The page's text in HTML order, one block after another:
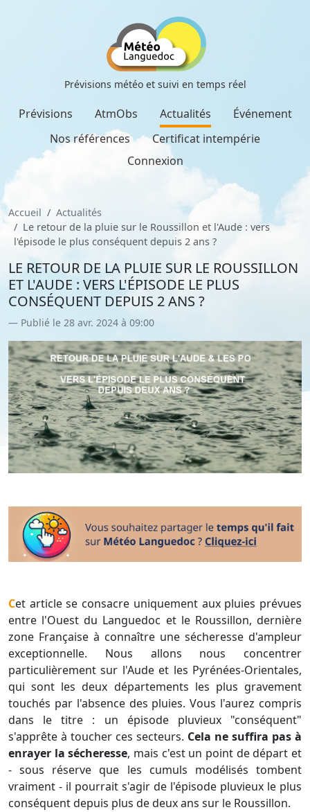
Prévisions météo et suivi en temps réel
Prévisions AtmObs Actualités
Événement
Nos références
Certificat intempérie
Connexion
Accueil
Actualités
Le retour de la pluie sur le Roussillon et l'Aude : vers
l'épisode le plus conséquent depuis 2 ans ?
LE RETOUR DE LA PLUIE SUR LE ROUSSILLON
ET L'AUDE : VERS L'ÉPISODE LE PLUS
CONSÉQUENT DEPUIS 2 ANS ?
Publié le 28 avr. 2024 à 09:00
Cet article se consacre uniquement aux pluies prévues
entre l'Ouest du Languedoc et le Roussillon, dernière
zone Française à connaître une sécheresse d'ampleur
exceptionnelle. Nous allons nous concentrer
particulièrement sur l'Aude et les Pyrénées-Orientales,
qui sont les deux départements les plus gravement
touchés par l'absence des pluies. Vous l'aurez compris
dans le titre : un épisode pluvieux "conséquent"
s'apprête à toucher ces secteurs. Cela ne suffira pas à
enrayer la sécheresse, mais c'est un point de départ et
- sous réserve que les cumuls modélisés tombent
vraiment - il pourrait s'agir de l'épisode pluvieux le plus
conséquent depuis plus de deux ans sur le Roussillon.